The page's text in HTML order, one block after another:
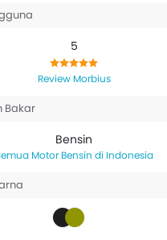
5
Review Morbius
Bakar
Bensin
Motor Bensin di Indonesia